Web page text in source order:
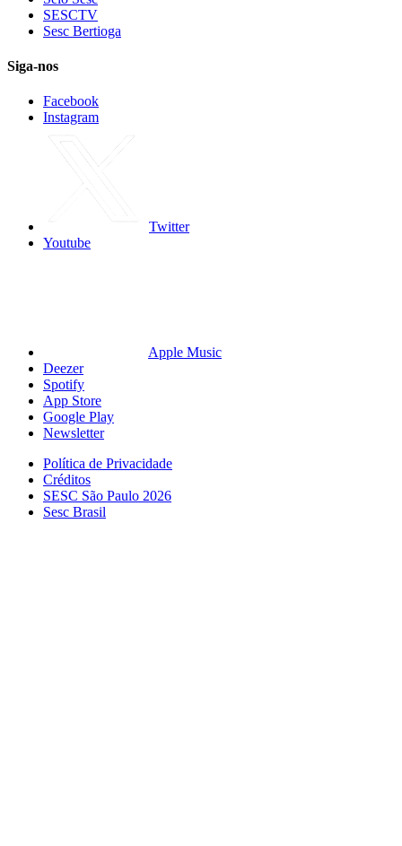
SESCTV
Sesc Bertioga
Siga-nos
Facebook
Instagram
Twitter
Youtube
Apple Music
Deezer
Spotify
App Store
Google Play
Newsletter
Política de Privacidade
Créditos
SESC São Paulo 2026
Sesc Brasil